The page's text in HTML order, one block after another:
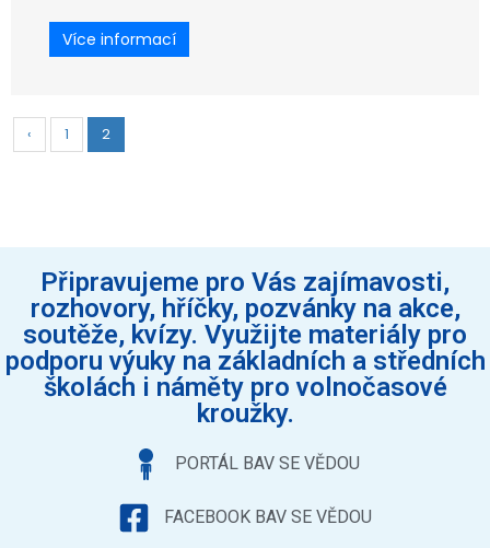
Více informací
‹ 1 2
Připravujeme pro Vás zajímavosti,
rozhovory, hříčky, pozvánky na akce,
soutěže, kvízy. Využijte materiály pro
podporu výuky na základních a středních
školách i náměty pro volnočasové
kroužky.
PORTÁL BAV SE VĚDOU
FACEBOOK BAV SE VĚDOU